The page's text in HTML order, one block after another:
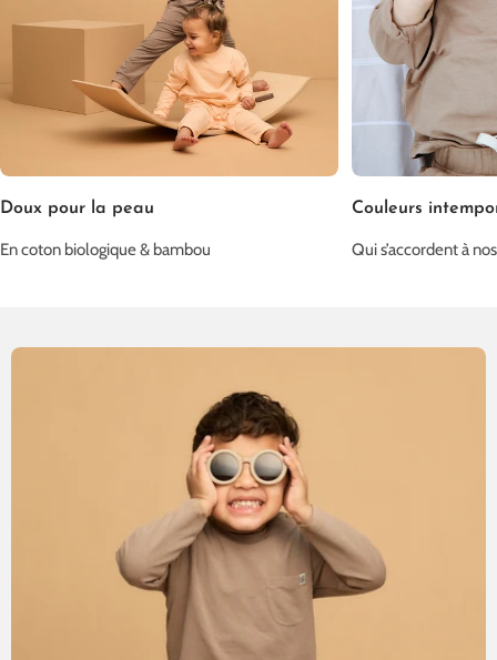
Doux pour la peau
En coton biologique & bambou
Couleurs
Qui s’accordent à